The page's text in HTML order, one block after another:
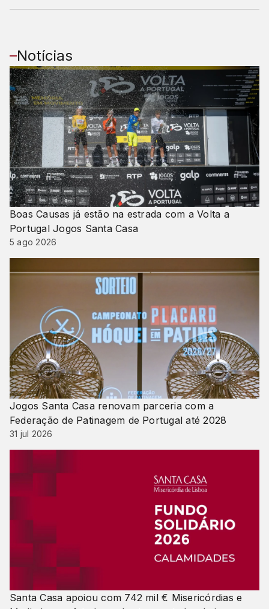
Notícias
Boas Causas já estão na estrada com a Volta a
Portugal Jogos Santa Casa
5 ago 2026
Jogos Santa Casa renovam parceria com a
Federação de Patinagem de Portugal até 2028
31 jul 2026
Santa Casa apoiou com 742 mil € Misericórdias e